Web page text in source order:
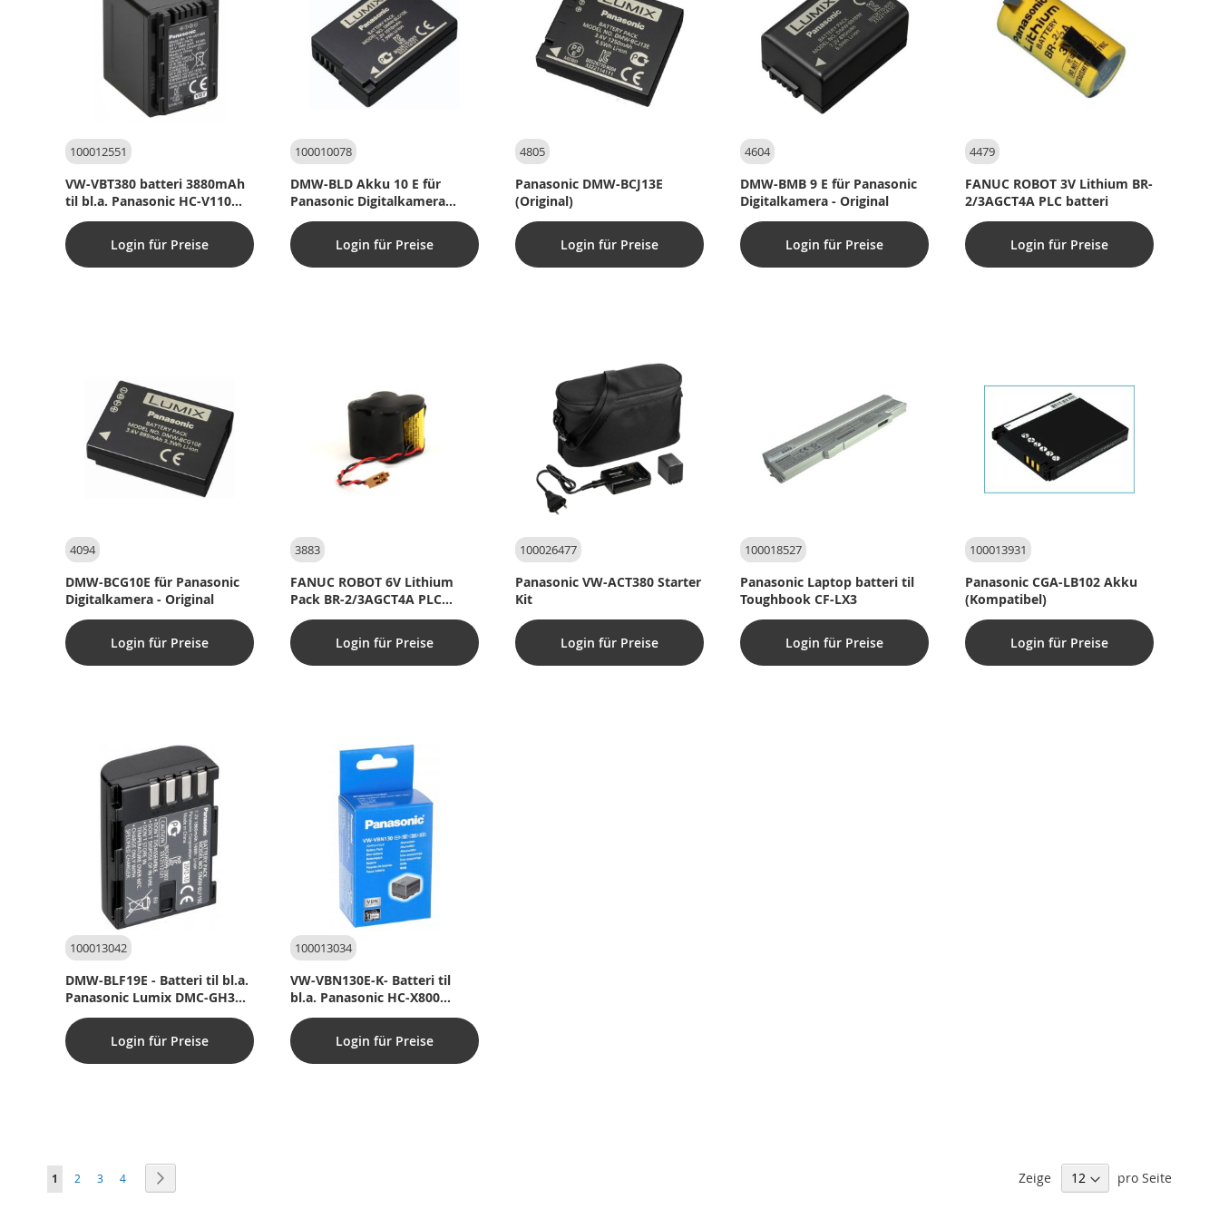
100012551
VW-VBT380 batteri 3880mAh
til bl.a. Panasonic HC-V110
(Original)
Login für Preise
100010078
DMW-BLD Akku 10 E für
Panasonic Digitalkamera
(Original)
Login für Preise
4805
Panasonic DMW-BCJ13E
(Original)
Login für Preise
4604
DMW-BMB 9 E für Panasonic
Digitalkamera - Original
Login für Preise
4479
FANUC ROBOT 3V Lithium BR-
2/3AGCT4A PLC batteri
Login für Preise
4094
DMW-BCG10E für Panasonic
Digitalkamera - Original
Login für Preise
3883
FANUC ROBOT 6V Lithium
Pack BR-2/3AGCT4A PLC
batteri
Login für Preise
100026477
Panasonic VW-ACT380 Starter
Kit
Login für Preise
100018527
Panasonic Laptop batteri til
Toughbook CF-LX3
Login für Preise
100013931
Panasonic CGA-LB102 Akku
(Kompatibel)
Login für Preise
100013042
DMW-BLF19E - Batteri til bl.a.
Panasonic Lumix DMC-GH3
(Originalt)
Login für Preise
100013034
VW-VBN130E-K- Batteri til
bl.a. Panasonic HC-X800
(Originalt)
Login für Preise
Seite
Sie lesen gerade die Seite
1 Seite
2 Seite
3 Seite
4 Zeige pro Seite